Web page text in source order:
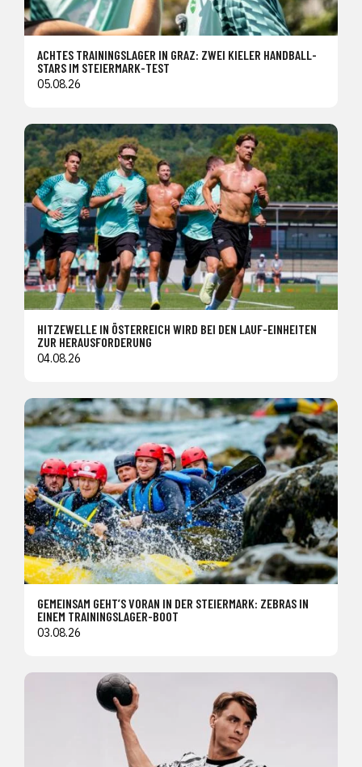
ACHTES TRAININGSLAGER IN GRAZ: ZWEI KIELER HANDBALL-
STARS IM STEIERMARK-TEST
05.08.26
HITZEWELLE IN ÖSTERREICH WIRD BEI DEN LAUF-EINHEITEN
ZUR HERAUSFORDERUNG
04.08.26
GEMEINSAM GEHT’S VORAN IN DER STEIERMARK: ZEBRAS IN
EINEM TRAININGSLAGER-BOOT
03.08.26